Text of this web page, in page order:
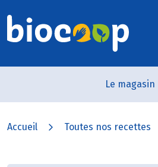
Le magasin
Accueil Toutes nos recettes